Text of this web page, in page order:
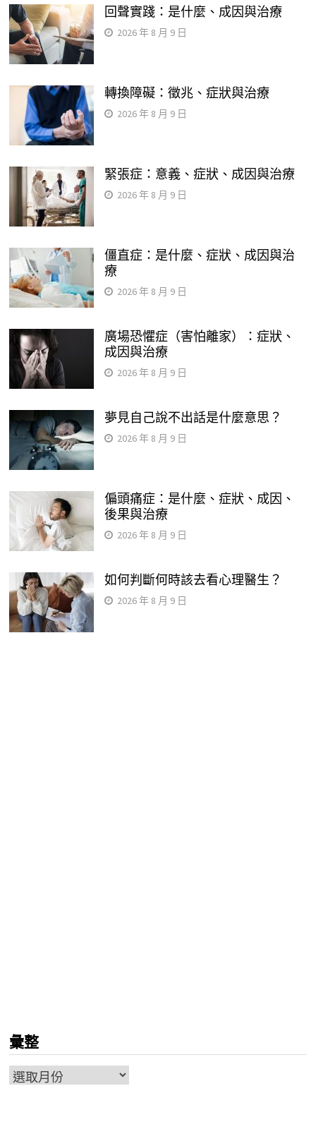
回聲實踐：是什麼、成因與治療
2026 年 8 月 9 日
轉換障礙：徵兆、症狀與治療
2026 年 8 月 9 日
緊張症：意義、症狀、成因與治療
2026 年 8 月 9 日
僵直症：是什麼、症狀、成因與治
療
2026 年 8 月 9 日
廣場恐懼症（害怕離家）：症狀、
成因與治療
2026 年 8 月 9 日
夢見自己說不出話是什麼意思？
2026 年 8 月 9 日
偏頭痛症：是什麼、症狀、成因、
後果與治療
2026 年 8 月 9 日
如何判斷何時該去看心理醫生？
2026 年 8 月 9 日
彙整
彙